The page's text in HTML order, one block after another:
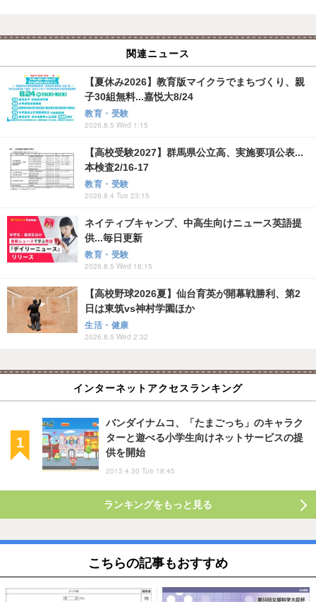
関連ニュース
【夏休み2026】教育版マイクラでまちづくり、親
子30組無料...嘉悦大8/24
教育・受験
2026.8.5 Wed 1:15
【高校受験2027】群馬県公立高、実施要項公表...
本検査2/16-17
教育・受験
2026.8.4 Tue 23:15
ネイティブキャンプ、中高生向けニュース英語提
供...毎日更新
教育・受験
2026.8.5 Wed 18:15
【高校野球2026夏】仙台育英が開幕戦勝利、第2
日は東筑vs神村学園ほか
生活・健康
2026.8.5 Wed 2:32
インターネットアクセスランキング
バンダイナムコ、「たまごっち」のキャラク
ターと遊べる小学生向けネットサービスの提
供を開始
2013.4.30 Tue 18:45
ランキングをもっと見る
こちらの記事もおすすめ